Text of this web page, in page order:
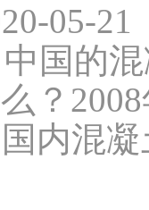
05-21
中国的
？
内混